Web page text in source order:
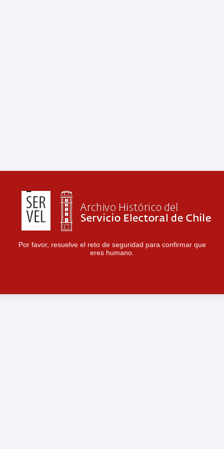
Por favor, resuelve el reto de seguridad para confirmar que
eres humano.